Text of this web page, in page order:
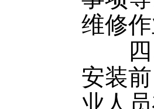
维修
四、
安装
业人